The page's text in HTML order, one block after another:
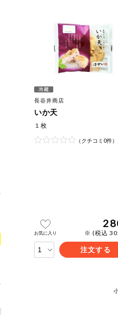
長谷井商店
いか天
１枚
（クチコミ0件）
お気に入り ※ (税込
注文する